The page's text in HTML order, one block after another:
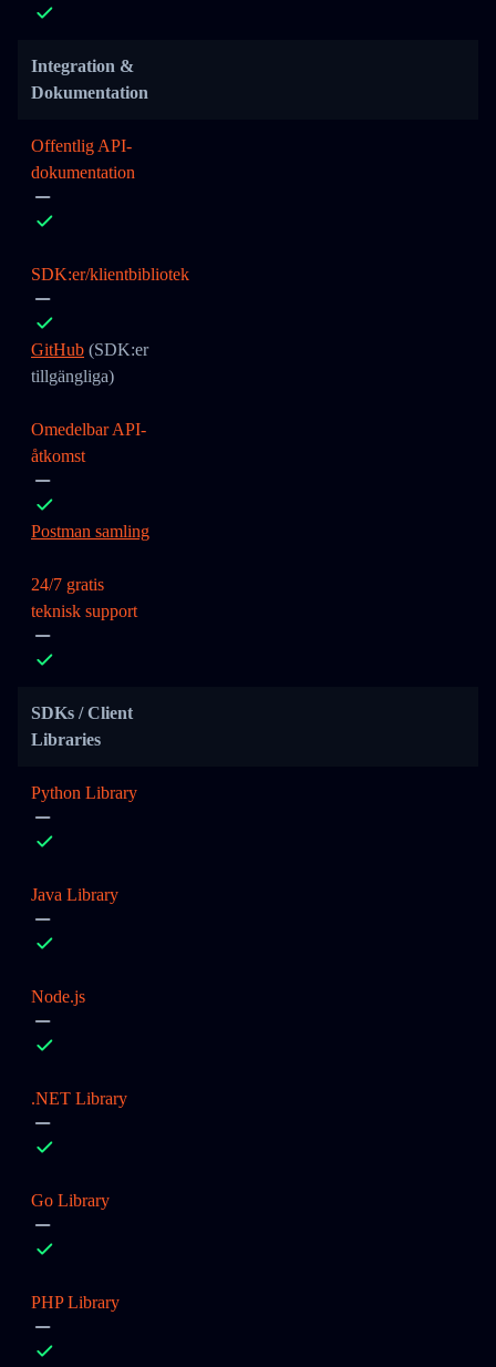
Integration &
Dokumentation
Offentlig API-
dokumentation
SDK:er/klientbibliotek
GitHub (SDK:er
tillgängliga)
Omedelbar API-
åtkomst
Postman samling
24/7 gratis
teknisk support
SDKs / Client
Libraries
Python Library
Java Library
Node.js
.NET Library
Go Library
PHP Library